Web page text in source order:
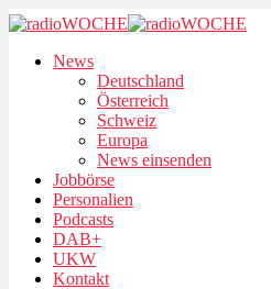
News
Deutschland
Österreich
Schweiz
Europa
News einsenden
Jobbörse
Personalien
Podcasts
DAB+
UKW
Kontakt